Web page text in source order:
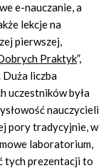
e-nauczanie, a
lekcje na
pierwszej,
Praktyk”,
Duża liczba
uczestników była
nauczycieli
pory tradycyjnie, w
laboratorium,
tych prezentacji to